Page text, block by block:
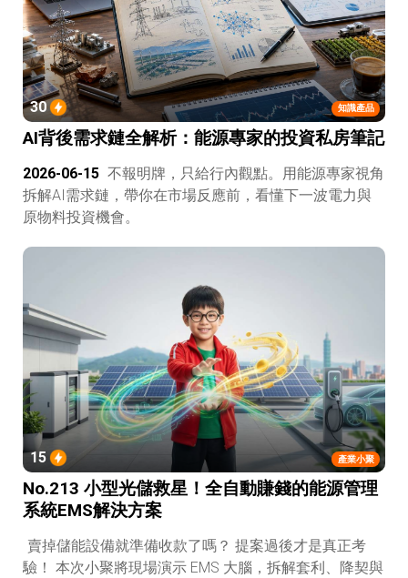
知識產品
30
AI背後需求鏈全解析：能源專家的投資私房筆記
2026-06-15 不報明牌，只給行內觀點。用能源專家視角
拆解AI需求鏈，帶你在市場反應前，看懂下一波電力與
原物料投資機會。
產業小聚
15
No.213 小型光儲救星！全自動賺錢的能源管理
系統EMS解決方案
賣掉儲能設備就準備收款了嗎？ 提案過後才是真正考
驗！ 本次小聚將現場演示 EMS 大腦，拆解套利、降契與